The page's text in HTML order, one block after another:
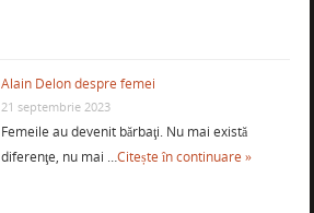
Alain Delon despre femei
21 septembrie 2023
Femeile au devenit bărbaţi. Nu mai există
diferenţe, nu mai …Citește în continuare »